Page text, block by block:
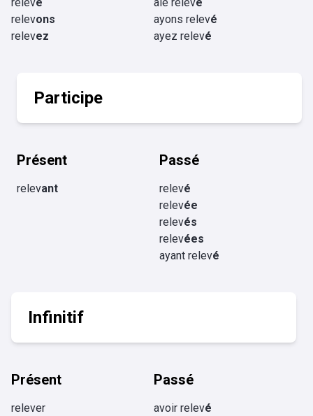
relevons
relevez
ayons relevé
ayez relevé
Participe
Présent
relevant
Passé
relevé
relevée
relevés
relevées
ayant relevé
Infinitif
Présent
relever
Passé
avoir relevé